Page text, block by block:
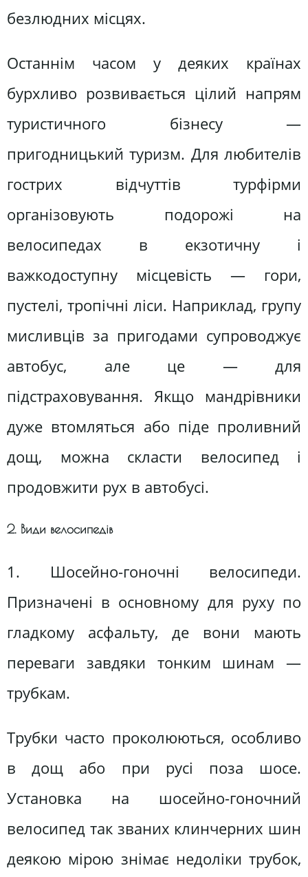
безлюдних місцях.
Останнім часом у деяких країнах
бурхливо розвивається цілий напрям
туристичного бізнесу —
пригодницький туризм. Для любителів
гострих відчуттів турфірми
організовують подорожі на
велосипедах в екзотичну і
важкодоступну місцевість — гори,
пустелі, тропічні ліси. Наприклад, групу
мисливців за пригодами супроводжує
автобус, але це — для
підстраховування. Якщо мандрівники
дуже втомляться або піде проливний
дощ, можна скласти велосипед і
продовжити рух в автобусі.
2. Види велосипедів
1. Шосейно-гоночні велосипеди.
Призначені в основному для руху по
гладкому асфальту, де вони мають
переваги завдяки тонким шинам —
трубкам.
Трубки часто проколюються, особливо
в дощ або при русі поза шосе.
Установка на шосейно-гоночний
велосипед так званих клинчерних шин
деякою мірою знімає недоліки трубок,